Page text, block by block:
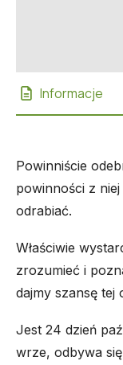
Informacje
Powinniście
powinności z
odrabiać.
Właściwie
zrozumieć i
dajmy szansę tej
Jest 24 dzień
wrze, odbywa